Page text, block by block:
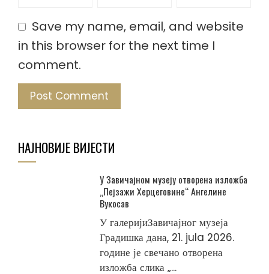
Save my name, email, and website
in this browser for the next time I
comment.
НАЈНОВИЈЕ ВИЈЕСТИ
У Завичајном музеју отворена изложба
„Пејзажи Херцеговине“ Ангелине
Вукосав
У галеријиЗавичајног музеја
Градишка дана, 21. jula 2026.
године је свечано отворена
изложба слика „...